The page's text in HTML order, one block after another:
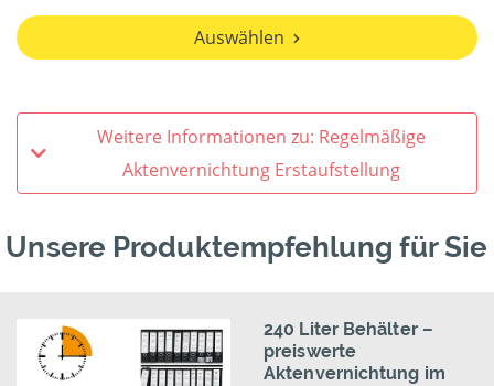
Auswählen
Weitere Informationen zu: Regelmäßige
Aktenvernichtung Erstaufstellung
Unsere Produktempfehlung für Sie
240 Liter Behälter –
preiswerte
Aktenvernichtung im